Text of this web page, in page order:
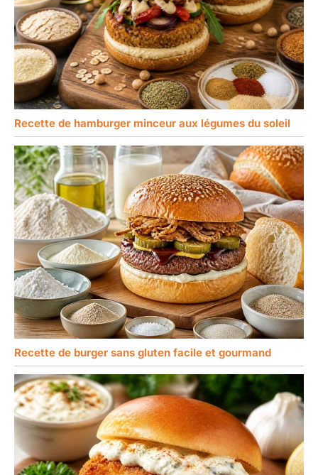
Recette de hamburger minceur aux légumes du soleil
Recette de burger sans gluten facile et gourmand